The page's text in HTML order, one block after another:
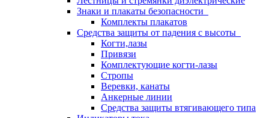
Знаки и плакаты безопасности
Комплекты плакатов
Средства защиты от падения с высоты
Когти,лазы
Привязи
Комплектующие когти-лазы
Стропы
Веревки, канаты
Анкерные линии
Средства защиты втягивающего типа